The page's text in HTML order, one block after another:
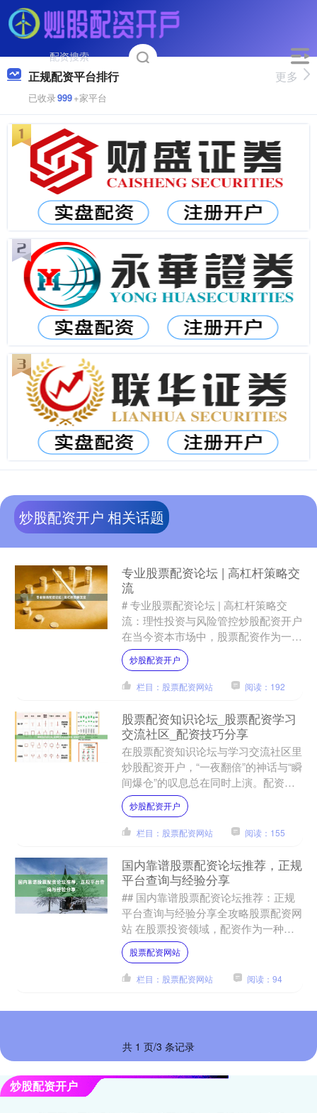
正规配资平台排行
已收录999+家平台
更多
炒股配资开户 相关话题
专业股票配资论坛 | 高杠杆策略交
流
# 专业股票配资论坛 | 高杠杆策略交
流：理性投资与风险管控炒股配资开户
在当今资本市场中，股票配资作为一种
放大资金使用效率的方式，逐渐受到投
资者的关注。专业股....
炒股配资开户
栏目：股票配资网站 阅读：192
股票配资知识论坛_股票配资学习
交流社区_配资技巧分享
在股票配资知识论坛与学习交流社区里
炒股配资开户，“一夜翻倍”的神话与“瞬
间爆仓”的叹息总在同时上演。配资，
这把锋利的双刃剑，以其独特的杠杆魔
力，吸引着无数渴望快....
炒股配资开户
栏目：股票配资网站 阅读：155
国内靠谱股票配资论坛推荐，正规
平台查询与经验分享
## 国内靠谱股票配资论坛推荐：正规
平台查询与经验分享全攻略股票配资网
站 在股票投资领域，配资作为一种杠
杆工具，既能放大收益，也伴随着相应
风险。对于投资者而言，....
股票配资网站
栏目：股票配资网站 阅读：94
共 1 页/3 条记录
炒股配资开户